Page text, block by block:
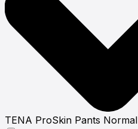
TENA ProSkin Pants Normal